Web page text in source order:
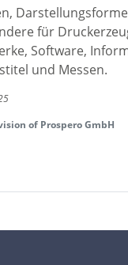
für
Software,
und Messen.
of Prospero GmbH